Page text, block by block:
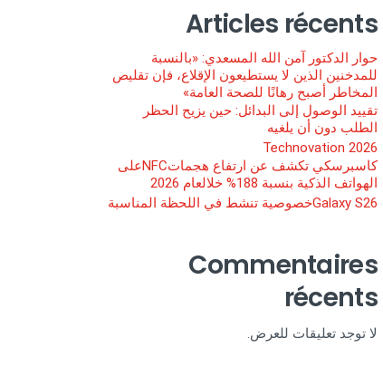
Articles récents
حوار الدكتور آمن الله المسعدي: «بالنسبة
للمدخنين الذين لا يستطيعون الإقلاع، فإن تقليص
المخاطر أصبح رهانًا للصحة العامة»
تقييد الوصول إلى البدائل: حين يزيح الحظر
الطلب دون أن يلغيه
Technovation 2026
كاسبرسكي تكشف عن ارتفاع هجماتNFCعلى
الهواتف الذكية بنسبة 188% خلالعام 2026
Galaxy S26خصوصية تنشط في اللحظة المناسبة
Commentaires
récents
لا توجد تعليقات للعرض.